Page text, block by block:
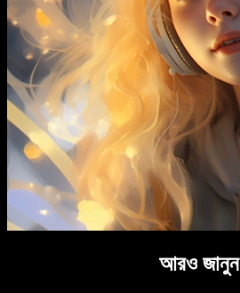
আরও জানুন